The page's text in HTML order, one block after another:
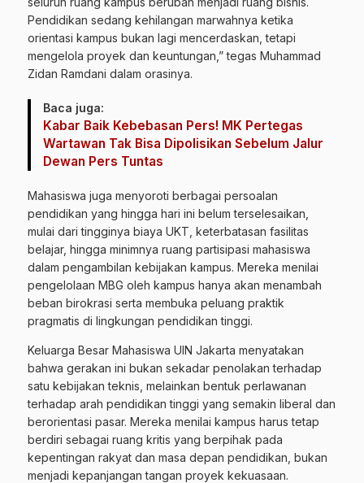
Pendidikan sedang kehilangan marwahnya ketika
orientasi kampus bukan lagi mencerdaskan, tetapi
mengelola proyek dan keuntungan,” tegas Muhammad
Zidan Ramdani dalam orasinya.
Baca juga:
Kabar Baik Kebebasan Pers! MK Pertegas
Wartawan Tak Bisa Dipolisikan Sebelum Jalur
Dewan Pers Tuntas
Mahasiswa juga menyoroti berbagai persoalan
pendidikan yang hingga hari ini belum terselesaikan,
mulai dari tingginya biaya UKT, keterbatasan fasilitas
belajar, hingga minimnya ruang partisipasi mahasiswa
dalam pengambilan kebijakan kampus. Mereka menilai
pengelolaan MBG oleh kampus hanya akan menambah
beban birokrasi serta membuka peluang praktik
pragmatis di lingkungan pendidikan tinggi.
Keluarga Besar Mahasiswa UIN Jakarta menyatakan
bahwa gerakan ini bukan sekadar penolakan terhadap
satu kebijakan teknis, melainkan bentuk perlawanan
terhadap arah pendidikan tinggi yang semakin liberal dan
berorientasi pasar. Mereka menilai kampus harus tetap
berdiri sebagai ruang kritis yang berpihak pada
kepentingan rakyat dan masa depan pendidikan, bukan
menjadi kepanjangan tangan proyek kekuasaan.